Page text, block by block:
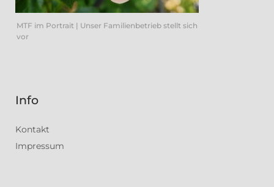
MTF im Portrait | Unser Familienbetrieb stellt sich
vor
Info
Kontakt
Impressum